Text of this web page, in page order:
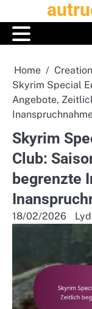
to
content
Home
Skyrim Special
Angebote,
Skyrim
Club:
begrenzte
18/02/2026